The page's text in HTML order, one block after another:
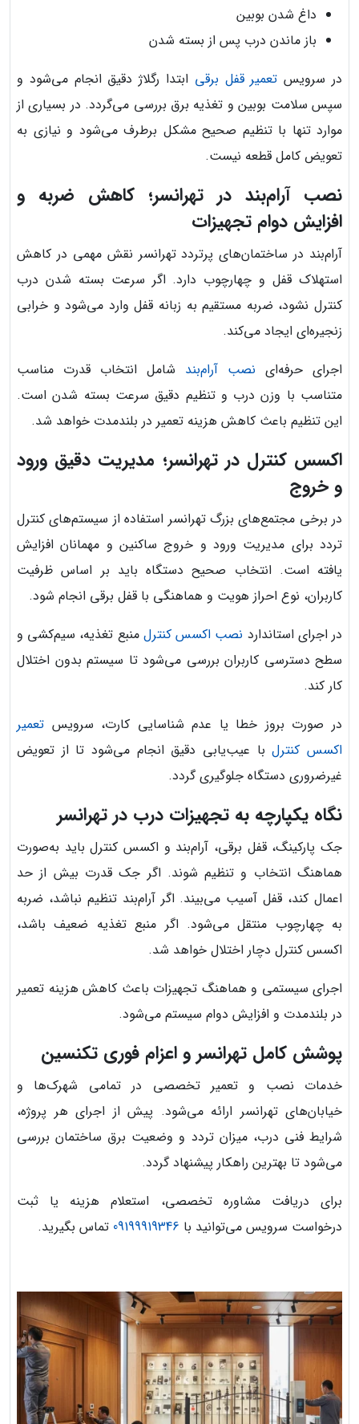
داغ شدن بوبین
باز ماندن درب پس از بسته شدن
در سرویس تعمیر قفل برقی ابتدا رگلاژ دقیق انجام می‌شود و
سپس سلامت بوبین و تغذیه برق بررسی می‌گردد. در بسیاری از
موارد تنها با تنظیم صحیح مشکل برطرف می‌شود و نیازی به
تعویض کامل قطعه نیست.
نصب آرام‌بند در تهرانسر؛ کاهش ضربه و
افزایش دوام تجهیزات
آرام‌بند در ساختمان‌های پرتردد تهرانسر نقش مهمی در کاهش
استهلاک قفل و چهارچوب دارد. اگر سرعت بسته شدن درب
کنترل نشود، ضربه مستقیم به زبانه قفل وارد می‌شود و خرابی
زنجیره‌ای ایجاد می‌کند.
اجرای حرفه‌ای نصب آرام‌بند شامل انتخاب قدرت مناسب
متناسب با وزن درب و تنظیم دقیق سرعت بسته شدن است.
این تنظیم باعث کاهش هزینه تعمیر در بلندمدت خواهد شد.
اکسس کنترل در تهرانسر؛ مدیریت دقیق ورود
و خروج
در برخی مجتمع‌های بزرگ تهرانسر استفاده از سیستم‌های کنترل
تردد برای مدیریت ورود و خروج ساکنین و مهمانان افزایش
یافته است. انتخاب صحیح دستگاه باید بر اساس ظرفیت
کاربران، نوع احراز هویت و هماهنگی با قفل برقی انجام شود.
در اجرای استاندارد نصب اکسس کنترل منبع تغذیه، سیم‌کشی و
سطح دسترسی کاربران بررسی می‌شود تا سیستم بدون اختلال
کار کند.
در صورت بروز خطا یا عدم شناسایی کارت، سرویس تعمیر
اکسس کنترلبا عیب‌یابی دقیق انجام می‌شود تا از تعویض
غیرضروری دستگاه جلوگیری گردد.
نگاه یکپارچه به تجهیزات درب در تهرانسر
جک پارکینگ، قفل برقی، آرام‌بند و اکسس کنترل باید به‌صورت
هماهنگ انتخاب و تنظیم شوند. اگر جک قدرت بیش از حد
اعمال کند، قفل آسیب می‌بیند. اگر آرام‌بند تنظیم نباشد، ضربه
به چهارچوب منتقل می‌شود. اگر منبع تغذیه ضعیف باشد،
اکسس کنترل دچار اختلال خواهد شد.
اجرای سیستمی و هماهنگ تجهیزات باعث کاهش هزینه تعمیر
در بلندمدت و افزایش دوام سیستم می‌شود.
پوشش کامل تهرانسر و اعزام فوری تکنسین
خدمات نصب و تعمیر تخصصی در تمامی شهرک‌ها و
خیابان‌های تهرانسر ارائه می‌شود. پیش از اجرای هر پروژه،
شرایط فنی درب، میزان تردد و وضعیت برق ساختمان بررسی
می‌شود تا بهترین راهکار پیشنهاد گردد.
برای دریافت مشاوره تخصصی، استعلام هزینه یا ثبت
درخواست سرویس می‌توانید با 09199919346 تماس بگیرید.